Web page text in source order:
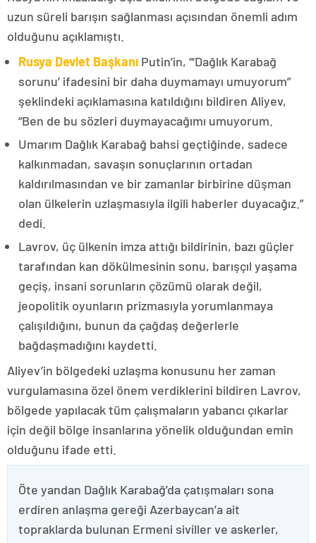
uzun süreli barışın sağlanması açısından önemli adım
olduğunu açıklamıştı.
Rusya Devlet Başkanı Putin’in, “‘Dağlık Karabağ
sorunu’ ifadesini bir daha duymamayı umuyorum”
şeklindeki açıklamasına katıldığını bildiren Aliyev,
“Ben de bu sözleri duymayacağımı umuyorum.
Umarım Dağlık Karabağ bahsi geçtiğinde, sadece
kalkınmadan, savaşın sonuçlarının ortadan
kaldırılmasından ve bir zamanlar birbirine düşman
olan ülkelerin uzlaşmasıyla ilgili haberler duyacağız.”
dedi.
Lavrov, üç ülkenin imza attığı bildirinin, bazı güçler
tarafından kan dökülmesinin sonu, barışçıl yaşama
geçiş, insani sorunların çözümü olarak değil,
jeopolitik oyunların prizmasıyla yorumlanmaya
çalışıldığını, bunun da çağdaş değerlerle
bağdaşmadığını kaydetti.
Aliyev’in bölgedeki uzlaşma konusunu her zaman
vurgulamasına özel önem verdiklerini bildiren Lavrov,
bölgede yapılacak tüm çalışmaların yabancı çıkarlar
için değil bölge insanlarına yönelik olduğundan emin
olduğunu ifade etti.
Öte yandan Dağlık Karabağ’da çatışmaları sona
erdiren anlaşma gereği Azerbaycan’a ait
topraklarda bulunan Ermeni siviller ve askerler,